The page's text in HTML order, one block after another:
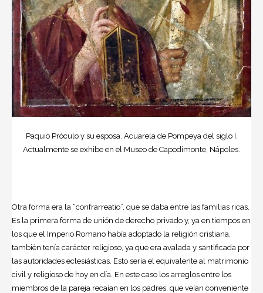
Paquio Próculo y su esposa. Acuarela de Pompeya del siglo I.
Actualmente se exhibe en el Museo de Capodimonte, Nápoles.
Otra forma era la “confrarreatio”, que se daba entre las familias ricas.
Es la primera forma de unión de derecho privado y, ya en tiempos en
los que el Imperio Romano había adoptado la religión cristiana,
también tenía carácter religioso, ya que era avalada y santificada por
las autoridades eclesiásticas. Esto sería el equivalente al matrimonio
civil y religioso de hoy en día. En este caso los arreglos entre los
miembros de la pareja recaían en los padres, que veían conveniente